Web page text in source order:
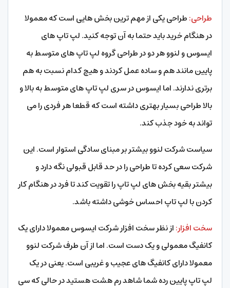
طراحی:طراحی یکی از مهم ترین بخش هایی است که معمولا
در هنگام خرید باید حتما به آن توجه کنید. لپ تاپ های
ایسوس و لنوو هر دو در طراحی گروه لپ تاپ های متوسط به
پایین مانند هم و ساده عمل کردند و هیچ کدام نسبت به هم
برتری ندارند. اما ایسوس در سری لپ تاپ های متوسط به بالا و
بالا طراحی بسیار بهتری داشته است که قطعا هر فردی را می
تواند به خود جذب کند.
سیاست شرکت لنوو بیشتر بر مبنای سادگی استوار است. این
شرکت سعی کرده تا طراحی را در حد قابل قبولی نگه دارد و
بیشتر بقیه بخش های لپ تاپ را تقویت کند تا فرد در هنگام کار
کردن با لپ تاپ احساس خوشی داشته باشد.
سخت افزار:از نظر سخت افزار شرکت ایسوس معمولا دارای یک
کانفیگ معمولی و یک دست است. اما از آن طرف شرکت لنوو
معمولا دارای کانفیگ های عجیب و غریبی است. یعنی در یک
لپ تاپ پایین رده شما شاهد رم هشت هستید در حالی که سی